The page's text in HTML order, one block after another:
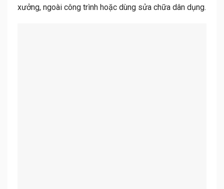
xưởng, ngoài công trình hoặc dùng sửa chữa dân dụng.